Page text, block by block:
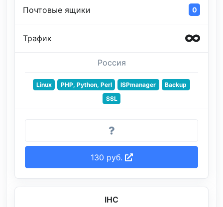
Почтовые ящики 0
Трафик
Россия
Linux PHP, Python, Perl ISPmanager
Backup
SSL
130 руб.
IHC